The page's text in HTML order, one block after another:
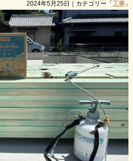
2024年5月25日 ｜カテゴリー「 工事」